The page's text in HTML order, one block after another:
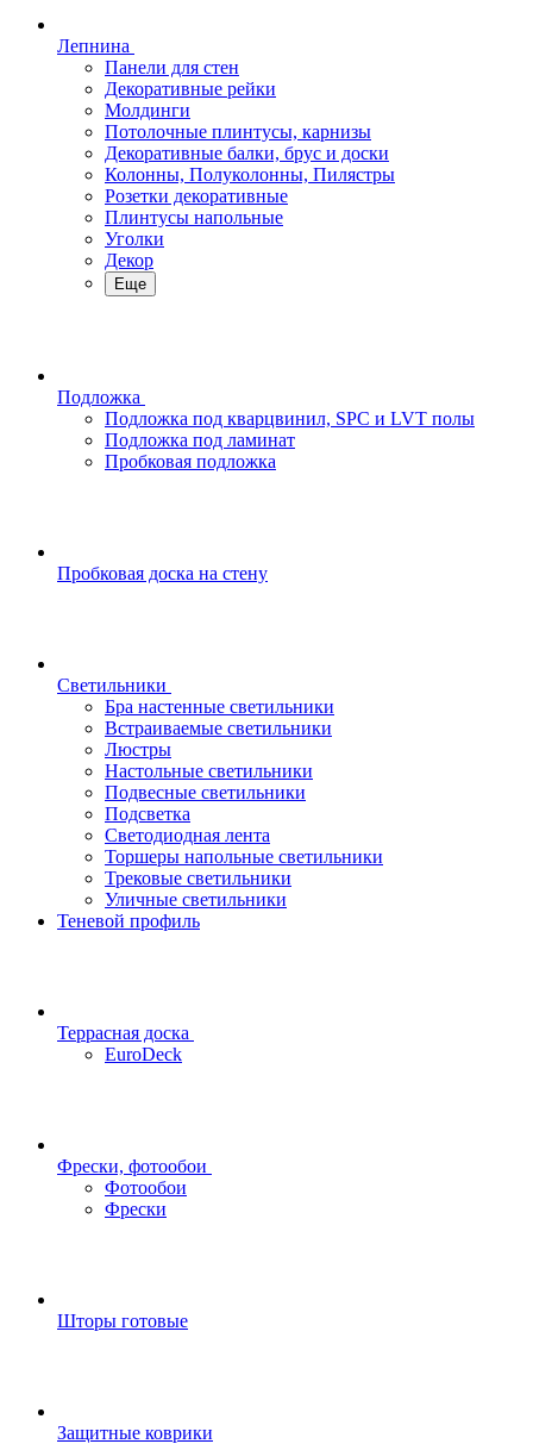
Лепнина
Панели для стен
Декоративные рейки
Молдинги
Потолочные плинтусы, карнизы
Декоративные балки, брус и доски
Колонны, Полуколонны, Пилястры
Розетки декоративные
Плинтусы напольные
Уголки
Декор
Еще
Подложка
Подложка под кварцвинил, SPC и LVT полы
Подложка под ламинат
Пробковая подложка
Пробковая доска на стену
Светильники
Бра настенные светильники
Встраиваемые светильники
Люстры
Настольные светильники
Подвесные светильники
Подсветка
Светодиодная лента
Торшеры напольные светильники
Трековые светильники
Уличные светильники
Теневой профиль
Террасная доска
EuroDeck
Фрески, фотообои
Фотообои
Фрески
Шторы готовые
Защитные коврики